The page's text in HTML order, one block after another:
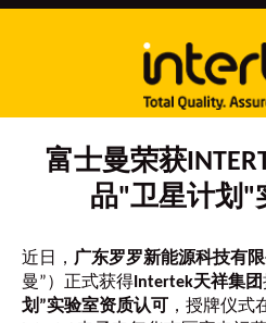
富士曼荣获
品"卫星计划"
近日， 广东罗罗新能源科技有限
曼”）正式获得 Intertek天祥集团
划”实验室资质认可
，授牌仪式